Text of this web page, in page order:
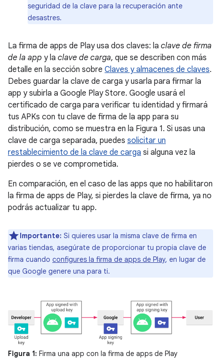
seguridad de la clave para la recuperación ante
desastres.
La firma de apps de Play usa dos claves: la clave de firma
de la app y la clave de carga, que se describen con más
detalle en la sección sobre Claves y almacenes de claves.
Debes guardar la clave de carga y usarla para firmar la
app y subirla a Google Play Store. Google usará el
certificado de carga para verificar tu identidad y firmará
tus APKs con tu clave de firma de la app para su
distribución, como se muestra en la Figura 1. Si usas una
clave de carga separada, puedes solicitar un
restablecimiento de la clave de carga si alguna vez la
pierdes o se ve comprometida.
En comparación, en el caso de las apps que no habilitaron
la firma de apps de Play, si pierdes la clave de firma, ya no
podrás actualizar tu app.
Importante: Si quieres usar la misma clave de firma en
varias tiendas, asegúrate de proporcionar tu propia clave de
firma cuando configures la firma de apps de Play, en lugar de
que Google genere una para ti.
Figura 1: Firma una app con la firma de apps de Play